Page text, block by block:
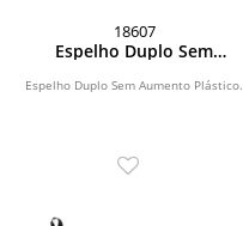
18607
Espelho Duplo Sem
Espelho Duplo Sem Aumento Plástico.